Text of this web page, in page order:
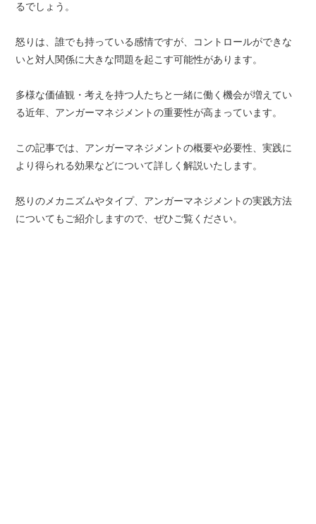
るでしょう。
怒りは、誰でも持っている感情ですが、コントロールができな
いと対人関係に大きな問題を起こす可能性があります。
多様な価値観・考えを持つ人たちと一緒に働く機会が増えてい
る近年、アンガーマネジメントの重要性が高まっています。
この記事では、アンガーマネジメントの概要や必要性、実践に
より得られる効果などについて詳しく解説いたします。
怒りのメカニズムやタイプ、アンガーマネジメントの実践方法
についてもご紹介しますので、ぜひご覧ください。